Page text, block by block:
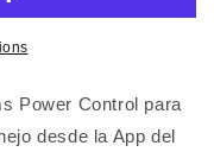
Power Control para
desde la App del